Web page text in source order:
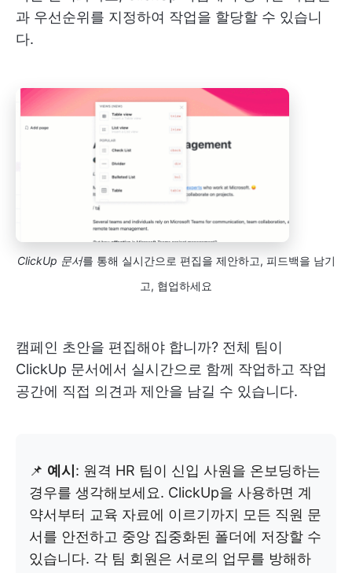
과 우선순위를 지정하여 작업을 할당할 수 있습니
다.
ClickUp 문서를 통해 실시간으로 편집을 제안하고, 피드백을 남기
고, 협업하세요
캠페인 초안을 편집해야 합니까? 전체 팀이
ClickUp 문서에서 실시간으로 함께 작업하고 작업
공간에 직접 의견과 제안을 남길 수 있습니다.
📌 예시: 원격 HR 팀이 신입 사원을 온보딩하는
경우를 생각해보세요. ClickUp을 사용하면 계
약서부터 교육 자료에 이르기까지 모든 직원 문
서를 안전하고 중앙 집중화된 폴더에 저장할 수
있습니다. 각 팀 회원은 서로의 업무를 방해하